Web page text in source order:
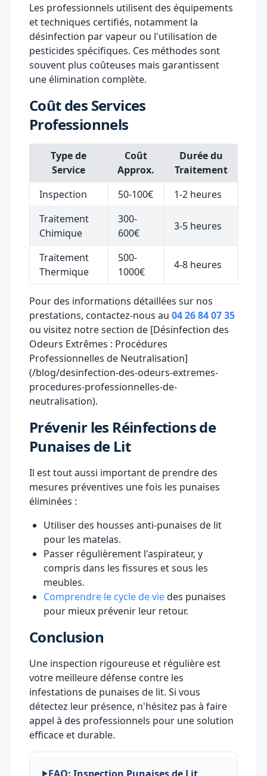
Les professionnels utilisent des équipements
et techniques certifiés, notamment la
désinfection par vapeur ou l'utilisation de
pesticides spécifiques. Ces méthodes sont
souvent plus coûteuses mais garantissent
une élimination complète.
Coût des Services
Professionnels
Type de
Service
Coût
Approx.
Durée du
Traitement
Inspection
50-100€
1-2 heures
Traitement
Chimique
300-
600€
3-5 heures
Traitement
Thermique
500-
1000€
4-8 heures
Pour des informations détaillées sur nos
prestations, contactez-nous au 04 26 84 07 35
ou visitez notre section de [Désinfection des
Odeurs Extrêmes : Procédures
Professionnelles de Neutralisation]
(/blog/desinfection-des-odeurs-extremes-
procedures-professionnelles-de-
neutralisation).
Prévenir les Réinfections de
Punaises de Lit
Il est tout aussi important de prendre des
mesures préventives une fois les punaises
éliminées :
Utiliser des housses anti-punaises de lit
pour les matelas.
Passer régulièrement l'aspirateur, y
compris dans les fissures et sous les
meubles.
Comprendre le cycle de viedes punaises
pour mieux prévenir leur retour.
Conclusion
Une inspection rigoureuse et régulière est
votre meilleure défense contre les
infestations de punaises de lit. Si vous
détectez leur présence, n'hésitez pas à faire
appel à des professionnels pour une solution
efficace et durable.